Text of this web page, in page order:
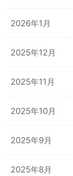
2026年1月
2025年12月
2025年11月
2025年10月
2025年9月
2025年8月